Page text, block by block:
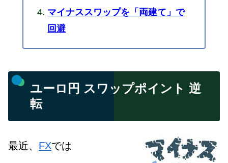
マイナススワップを「両建て」で
回避
ユーロ円 スワップポイント 逆
転
最近、 FXでは